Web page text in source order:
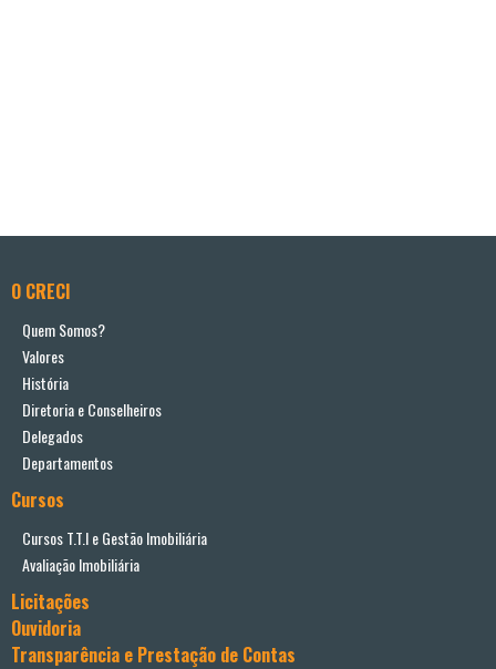
O CRECI
Quem Somos?
Valores
História
Diretoria e Conselheiros
Delegados
Departamentos
Cursos
Cursos T.T.I e Gestão Imobiliária
Avaliação Imobiliária
Licitações
Ouvidoria
Transparência e Prestação de Contas